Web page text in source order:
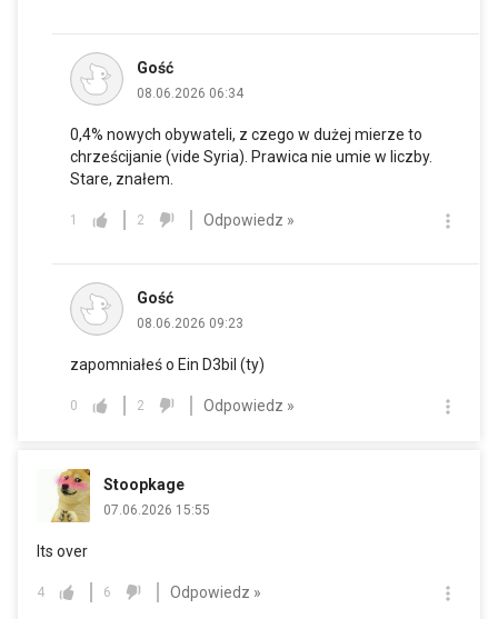
Gość
08.06.2026 06:34
0,4% nowych obywateli, z czego w dużej mierze to
chrześcijanie (vide Syria). Prawica nie umie w liczby.
Stare, znałem.
1 2 Odpowiedz »
Gość
08.06.2026 09:23
zapomniałeś o Ein D3bil (ty)
0 2 Odpowiedz »
Stoopkage
07.06.2026 15:55
Its over
4 6 Odpowiedz »